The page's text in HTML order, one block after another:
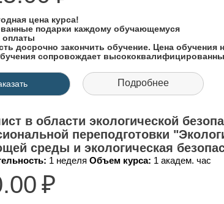
цена курса!
подарки каждому обучающемуся
оплаты
досрочно закончить обучение. Цена обучения
сопровождает
Подробнее
в области экологической
переподготовки
среды и экологическая
1 неделя Объем курса: 1 академ. час
₽